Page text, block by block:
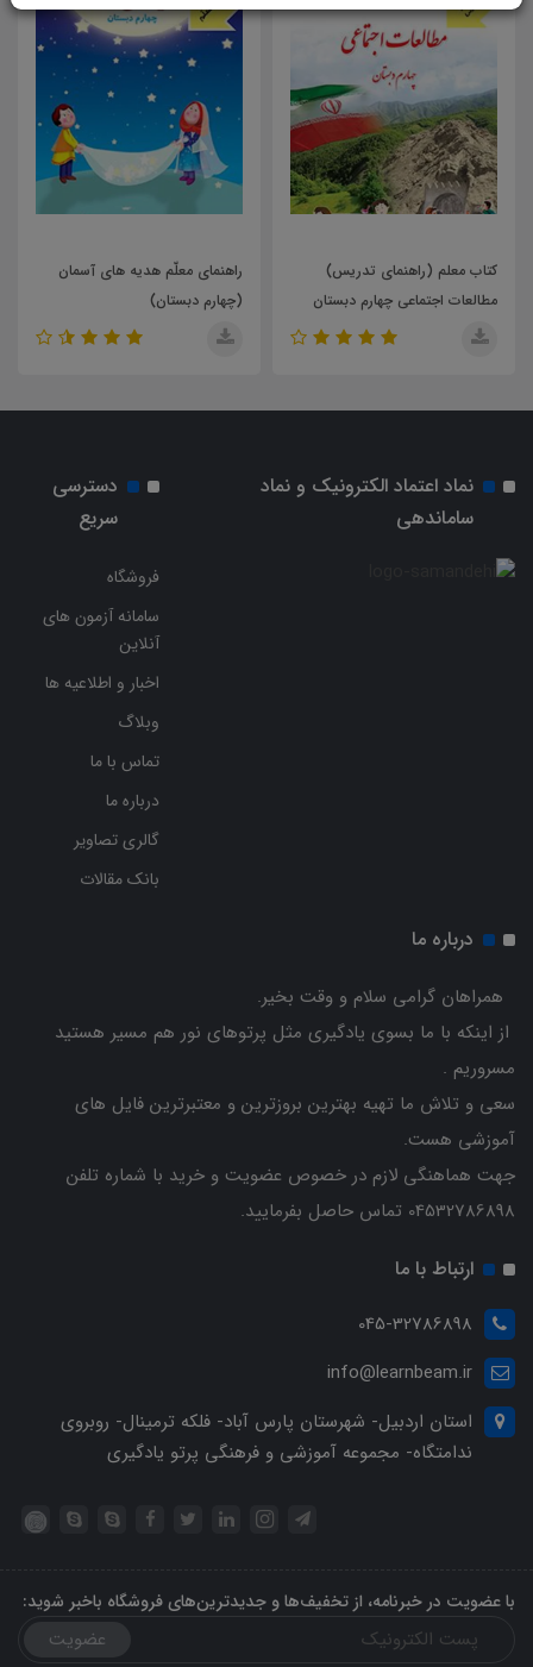
راهنمای معلّم هدیه های آسمان
(چهارم دبستان)
کتاب معلم (راهنمای تدریس)
آموزش قرآن پایه ی سوم دبستان
نماد اعتماد الکترونیک و نماد
ساماندهی
دسترسی
سریع
فروشگاه
سامانه آزمون های
آنلاین
اخبار و اطلاعیه ها
وبلاگ
تماس با ما
درباره ما
گالری تصاویر
بانک مقالات
درباره ما
همراهان گرامی سلام و وقت بخیر.
از اینکه با ما بسوی یادگیری مثل پرتوهای نور هم مسیر هستید
مسروریم .
سعی و تلاش ما تهیه بهترین بروزترین و معتبرترین فایل های
آموزشی هست.
جهت هماهنگی لازم در خصوص عضویت و خرید با شماره تلفن
04532786898 تماس حاصل بفرمایید.
ارتباط با ما
045-32786898
info@learnbeam.ir
استان اردبیل- شهرستان پارس آباد- فلکه ترمینال- روبروی
ندامتگاه- مجموعه آموزشی و فرهنگی پرتو یادگیری
با عضویت در خبرنامه، از تخفیف‌ها و جدیدترین‌های فروشگاه باخبر شوید:
عضویت